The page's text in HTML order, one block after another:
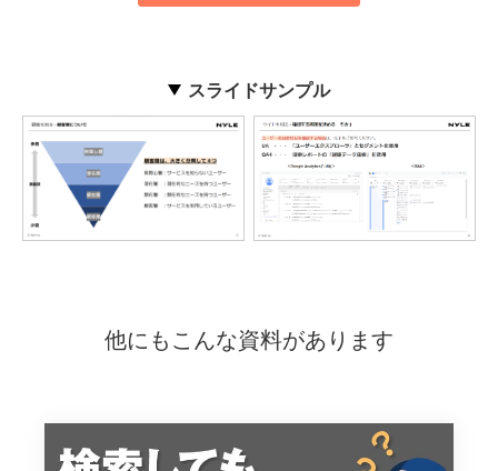
スライドサンプル
他にもこんな資料があります